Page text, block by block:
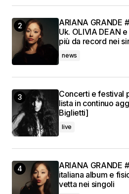
ARIANA GRANDE
Uk. OLIVIA DEAN
più da record nei
news
Concerti e festival
lista in continuo
Biglietti]
live
ARIANA GRANDE
italiana album e
vetta nei singoli